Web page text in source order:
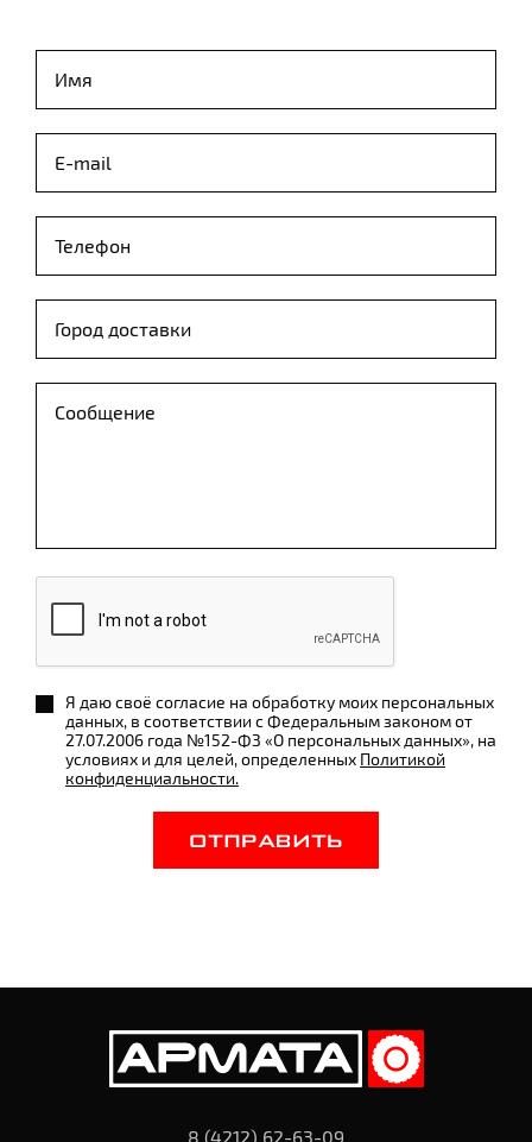
Я даю своё согласие на обработку моих персональных
данных, в соответствии с Федеральным законом от
27.07.2006 года №152-ФЗ «О персональных данных», на
условиях и для целей, определенных Политикой
конфиденциальности.
ОТПРАВИТЬ
8 (4212) 62-63-09